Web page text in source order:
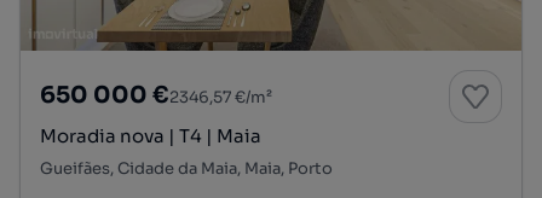
650 000 €2346,57 €/m²
Moradia nova | T4 | Maia
Gueifães, Cidade da Maia, Maia, Porto